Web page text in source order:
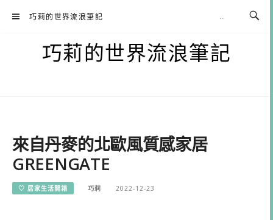
巧莉的世界流浪筆記
巧莉的世界流浪筆記
來自丹麥的北歐風質感家居
GREENGATE
♡ 居家生活開箱 巧莉 2022-12-23